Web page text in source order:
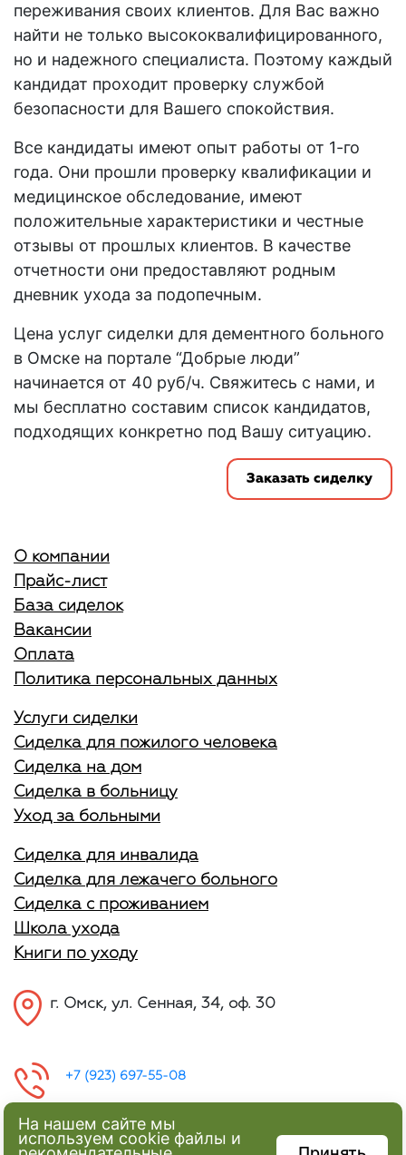
переживания своих клиентов. Для Вас важно
найти не только высококвалифицированного,
но и надежного специалиста. Поэтому каждый
кандидат проходит проверку службой
безопасности для Вашего спокойствия.
Все кандидаты имеют опыт работы от 1-го
года. Они прошли проверку квалификации и
медицинское обследование, имеют
положительные характеристики и честные
отзывы от прошлых клиентов. В качестве
отчетности они предоставляют родным
дневник ухода за подопечным.
Цена услуг сиделки для дементного больного
в Омске на портале “Добрые люди”
начинается от 40 руб/ч. Свяжитесь с нами, и
мы бесплатно составим список кандидатов,
подходящих конкретно под Вашу ситуацию.
Заказать сиделку
О компании
Прайс-лист
База сиделок
Вакансии
Оплата
Политика персональных данных
Услуги сиделки
Сиделка для пожилого человека
Сиделка на дом
Сиделка в больницу
Уход за больными
Сиделка для инвалида
Сиделка для лежачего больного
Сиделка с проживанием
Школа ухода
Книги по уходу
г. Омск, ул. Сенная, 34, оф. 30
+7 (923) 697-55-08
На нашем сайте мы
используем cookie файлы и